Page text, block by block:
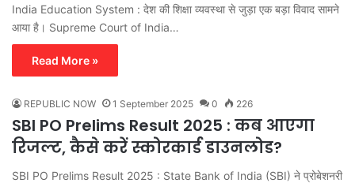
India Education System : देश की शिक्षा व्यवस्था से जुड़ा एक बड़ा विवाद सामने
आया है। Supreme Court of India…
Read More »
REPUBLIC NOW 1 September 2025 0 226
SBI PO Prelims Result 2025 : कब आएगा
रिजल्ट, कैसे करें स्कोरकार्ड डाउनलोड?
SBI PO Prelims Result 2025 : State Bank of India (SBI) ने प्रोबेशनरी